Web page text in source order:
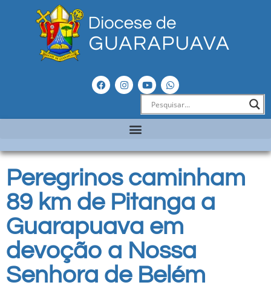
Peregrinos caminham
89 km de Pitanga a
Guarapuava em
devoção a Nossa
Senhora de Belém